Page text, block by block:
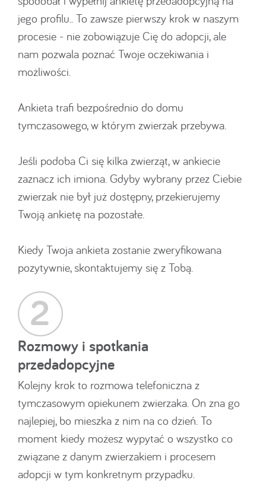
jego profilu.. To zawsze pierwszy krok w naszym
procesie - nie zobowiązuje Cię do adopcji, ale
nam pozwala poznać Twoje oczekiwania i
możliwości.
Ankieta trafi bezpośrednio do domu
tymczasowego, w którym zwierzak przebywa.
Jeśli podoba Ci się kilka zwierząt, w ankiecie
zaznacz ich imiona. Gdyby wybrany przez Ciebie
zwierzak nie był już dostępny, przekierujemy
Twoją ankietę na pozostałe.
Kiedy Twoja ankieta zostanie zweryfikowana
pozytywnie, skontaktujemy się z Tobą.
Rozmowy i spotkania
przedadopcyjne
Kolejny krok to rozmowa telefoniczna z
tymczasowym opiekunem zwierzaka. On zna go
najlepiej, bo mieszka z nim na co dzień. To
moment kiedy możesz wypytać o wszystko co
związane z danym zwierzakiem i procesem
adopcji w tym konkretnym przypadku.